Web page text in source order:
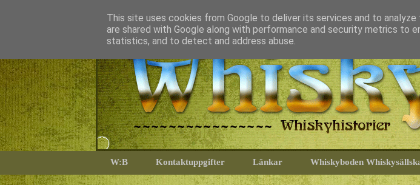
W:B Kontaktuppgifter Länkar Whiskyboden
This site uses cookies from Google to deliver its services and to analyze
are shared with Google along with performance and security metrics to
statistics, and to detect and address abuse.